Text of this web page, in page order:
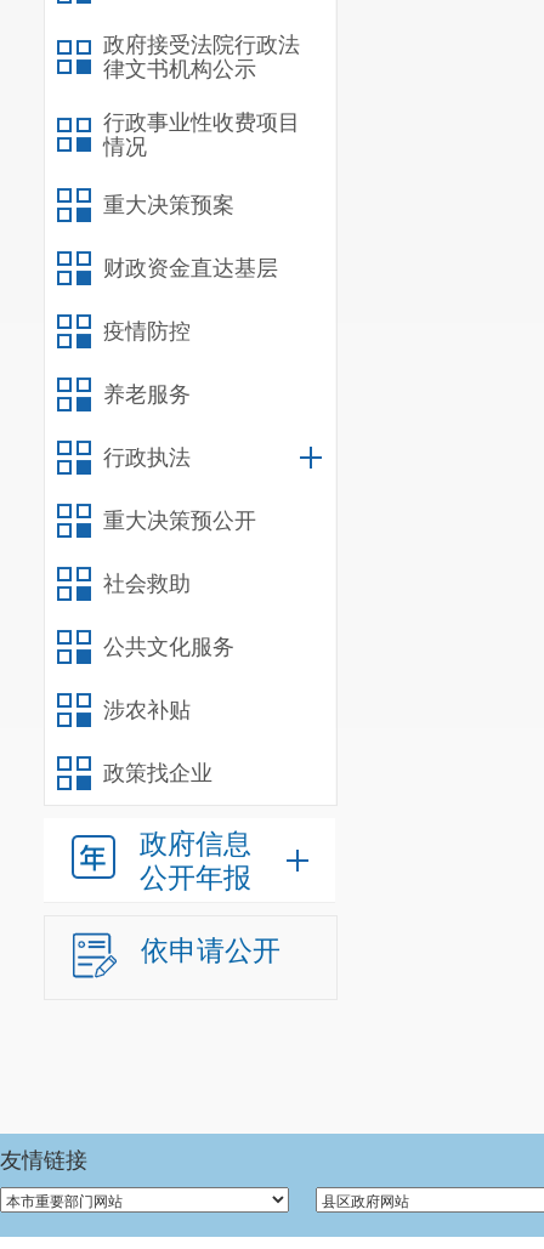
政府接受法院行政法
律文书机构公示
行政事业性收费项目
情况
重大决策预案
财政资金直达基层
疫情防控
养老服务
行政执法
重大决策预公开
社会救助
公共文化服务
涉农补贴
政策找企业
政府信息
公开年报
依申请公开
友情链接